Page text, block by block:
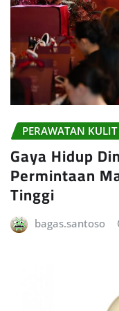
PERAWATAN KULIT
Gaya Hidup
Permintaan
Tinggi
bagas.santoso